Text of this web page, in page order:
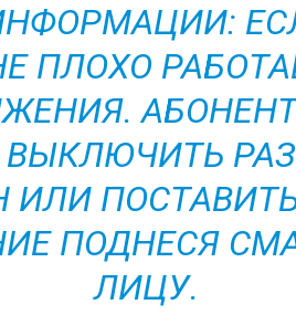
ПЛОХО
ПОДНЕСЯ
ЛИЦУ.